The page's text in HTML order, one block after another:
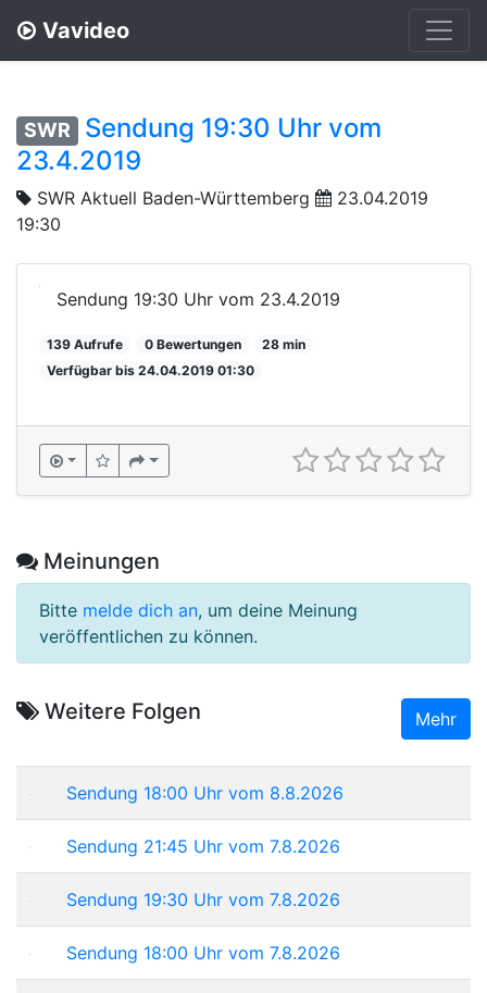
Vavideo
SWR
Sendung 19:30 Uhr vom
23.4.2019
SWR Aktuell Baden-Württemberg
23.04.2019
19:30
Sendung 19:30 Uhr vom 23.4.2019
139 Aufrufe 0 Bewertungen
28 min
Verfügbar bis 24.04.2019 01:30
Meinungen
Bitte melde dich an, um deine Meinung
veröffentlichen zu können.
Weitere Folgen Mehr
Sendung 18:00 Uhr vom 8.8.2026
Sendung 21:45 Uhr vom 7.8.2026
Sendung 19:30 Uhr vom 7.8.2026
Sendung 18:00 Uhr vom 7.8.2026